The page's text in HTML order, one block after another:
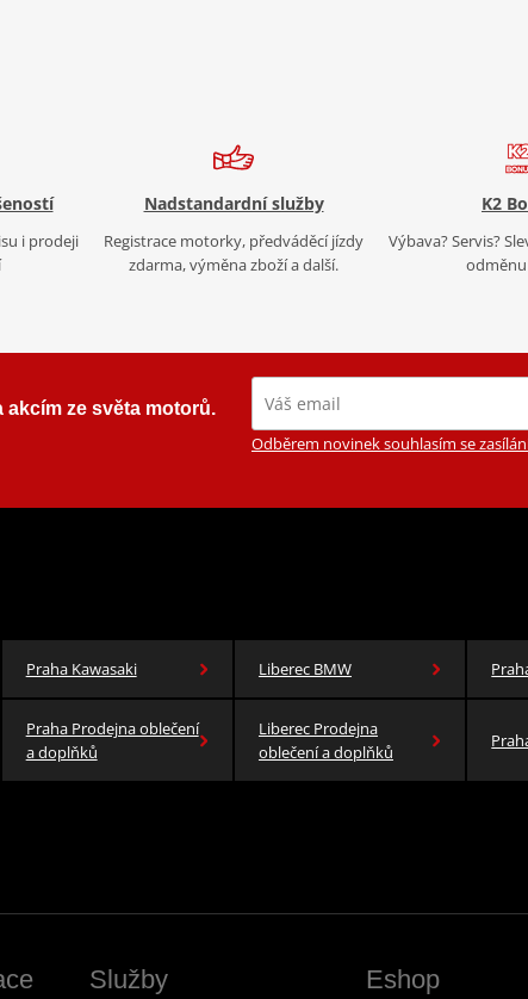
i prodeji
Nadstandardní služby
Registrace motorky, předváděcí jízdy
zdarma, výměna zboží a další.
K2
Výbava? Servis?
odměnu
ze světa motorů.
Odběrem novinek souhlasím se
Praha Kawasaki Liberec BMW
Praha Prodejna oblečení
a doplňků
Liberec Prodejna
oblečení a doplňků
Služby Eshop